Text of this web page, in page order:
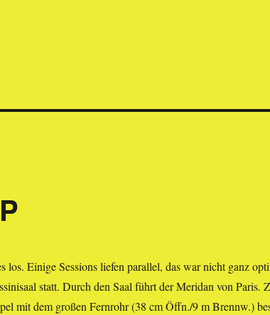
los. Einige Sessions liefen parallel, das war nicht ganz
statt. Durch den Saal führt der Meridan von Paris.
mit dem großen Fernrohr (38 cm Öffn./9 m Brennw.)